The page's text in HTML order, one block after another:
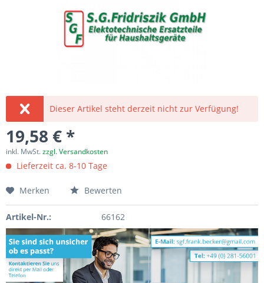
Dieser Artikel steht derzeit nicht zur Verfügung!
19,58 € *
inkl. MwSt.zzgl. Versandkosten
Lieferzeit ca. 8-10 Tage
Merken Bewerten
Artikel-Nr.: 66162